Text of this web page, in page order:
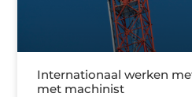
Internationaal werken
met machinist